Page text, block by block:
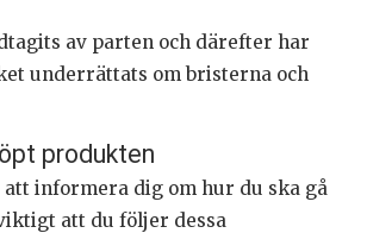
av parten och därefter har
underrättats om bristerna och
produkten
informera dig om hur du ska gå
att du följer dessa